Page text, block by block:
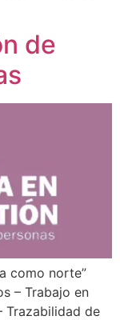
de
como norte”
– Trabajo en
Trazabilidad de